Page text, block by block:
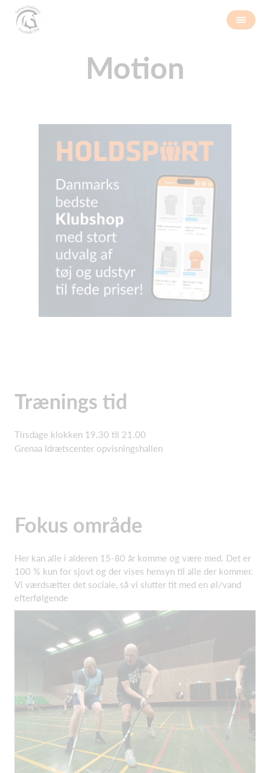
Motion
Trænings tid
Tirsdage klokken 19.30 til 21.00
Grenaa Idrætscenter opvisningshallen
Fokus område
Her kan alle i alderen 15-80 år komme og være med. Det er
100 % kun for sjovt og der vises hensyn til alle der kommer.
Vi værdsætter det sociale, så vi slutter tit med en øl/vand
efterfølgende